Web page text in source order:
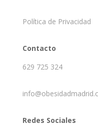
Política de Privacidad
Contacto
629 725 324
Redes Sociales